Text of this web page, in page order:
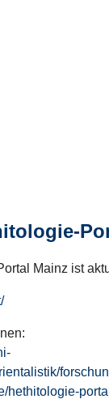
Mainz ist
hethitologie-